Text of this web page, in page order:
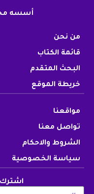
أسسه محمد
من نحن
قائمة الكتاب
البحث المتقدم
خريطة الموقع
مواقعنا
تواصل معنا
الشروط والاحكام
سياسة الخصوصية
اشترك